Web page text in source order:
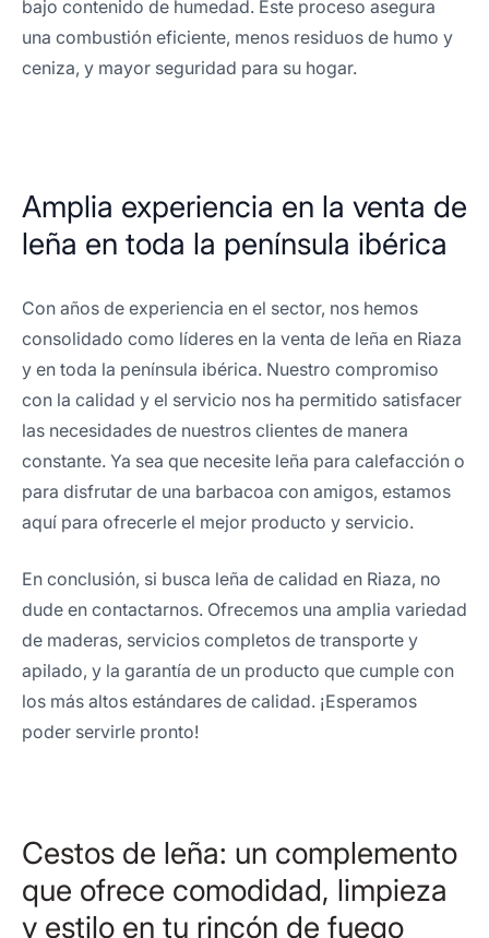
bajo contenido de humedad. Este proceso asegura
una combustión eficiente, menos residuos de humo y
ceniza, y mayor seguridad para su hogar.
Amplia experiencia en la venta de
leña en toda la península ibérica
Con años de experiencia en el sector, nos hemos
consolidado como líderes en la venta de leña en Riaza
y en toda la península ibérica. Nuestro compromiso
con la calidad y el servicio nos ha permitido satisfacer
las necesidades de nuestros clientes de manera
constante. Ya sea que necesite leña para calefacción o
para disfrutar de una barbacoa con amigos, estamos
aquí para ofrecerle el mejor producto y servicio.
En conclusión, si busca leña de calidad en Riaza, no
dude en contactarnos. Ofrecemos una amplia variedad
de maderas, servicios completos de transporte y
apilado, y la garantía de un producto que cumple con
los más altos estándares de calidad. ¡Esperamos
poder servirle pronto!
Cestos de leña: un complemento
que ofrece comodidad, limpieza
y estilo en tu rincón de fuego